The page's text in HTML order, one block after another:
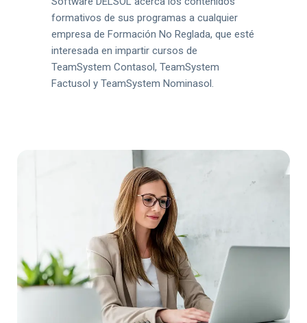
formativos de sus programas a cualquier
empresa de Formación No Reglada, que esté
interesada en impartir cursos de
TeamSystem Contasol, TeamSystem
Factusol y TeamSystem Nominasol.